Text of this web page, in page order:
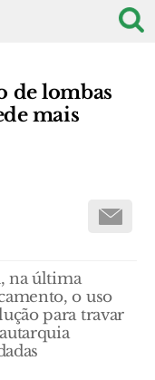
de lombas
mais
na última
o uso
para travar